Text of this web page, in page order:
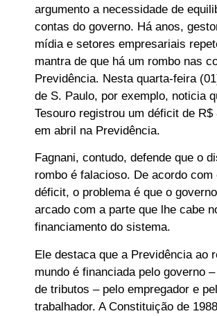
argumento a necessidade de
contas do governo. Há anos,
mídia e setores empresariais
mantra de que há um rombo nas
Previdência. Nesta quarta-feira
de S. Paulo, por exemplo, noticia
Tesouro registrou um déficit de R$
em abril na Previdência.
Fagnani, contudo, defende que o
rombo é falacioso. De acordo com
déficit, o problema é que o
arcado com a parte que lhe cabe
financiamento do sistema.
Ele destaca que a Previdência ao
mundo é financiada pelo governo
de tributos – pelo empregador e
trabalhador. A Constituição de